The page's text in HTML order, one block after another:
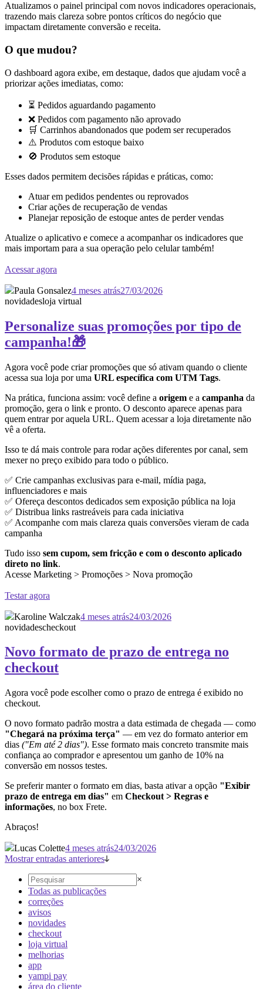
Atualizamos o painel principal com novos indicadores operacionais,
trazendo mais clareza sobre pontos críticos do negócio que
impactam diretamente conversão e receita.
O que mudou?
O dashboard agora exibe, em destaque, dados que ajudam você a
priorizar ações imediatas, como:
⏳ Pedidos aguardando pagamento
❌ Pedidos com pagamento não aprovado
🛒 Carrinhos abandonados que podem ser recuperados
⚠️ Produtos com estoque baixo
🚫 Produtos sem estoque
Esses dados permitem decisões rápidas e práticas, como:
Atuar em pedidos pendentes ou reprovados
Criar ações de recuperação de vendas
Planejar reposição de estoque antes de perder vendas
Atualize o aplicativo e comece a acompanhar os indicadores que
mais importam para a sua operação pelo celular também!
Acessar agora
Paula Gonsalez4 meses atrás27/03/2026
novidadesloja virtual
Personalize suas promoções por tipo de
campanha!🎁
Agora você pode criar promoções que só ativam quando o cliente
acessa sua loja por uma URL específica com UTM Tags.
Na prática, funciona assim: você define a origem e a campanha da
promoção, gera o link e pronto. O desconto aparece apenas para
quem entrar por aquela URL. Quem acessar a loja diretamente não
vê a oferta.
Isso te dá mais controle para rodar ações diferentes por canal, sem
mexer no preço exibido para todo o público.
✅ Crie campanhas exclusivas para e-mail, mídia paga,
influenciadores e mais
✅ Ofereça descontos dedicados sem exposição pública na loja
✅ Distribua links rastreáveis para cada iniciativa
✅ Acompanhe com mais clareza quais conversões vieram de cada
campanha
Tudo isso sem cupom, sem fricção e com o desconto aplicado
direto no link.
Acesse Marketing > Promoções > Nova promoção
Testar agora
Karoline Walczak4 meses atrás24/03/2026
novidadescheckout
Novo formato de prazo de entrega no
checkout
Agora você pode escolher como o prazo de entrega é exibido no
checkout.
O novo formato padrão mostra a data estimada de chegada — como
"Chegará na próxima terça" — em vez do formato anterior em
dias ("Em até 2 dias"). Esse formato mais concreto transmite mais
confiança ao comprador e apresentou um ganho de 10% na
conversão em nossos testes.
Se preferir manter o formato em dias, basta ativar a opção "Exibir
prazo de entrega em dias" em Checkout > Regras e
informações, no box Frete.
Abraços!
Lucas Colette4 meses atrás24/03/2026
Mostrar entradas anteriores
×
Todas as publicações
correções
avisos
novidades
checkout
loja virtual
melhorias
app
yampi pay
área do cliente